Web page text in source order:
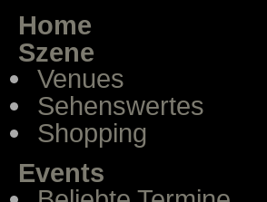
Home
Szene
Venues
Sehenswertes
Shopping
Events